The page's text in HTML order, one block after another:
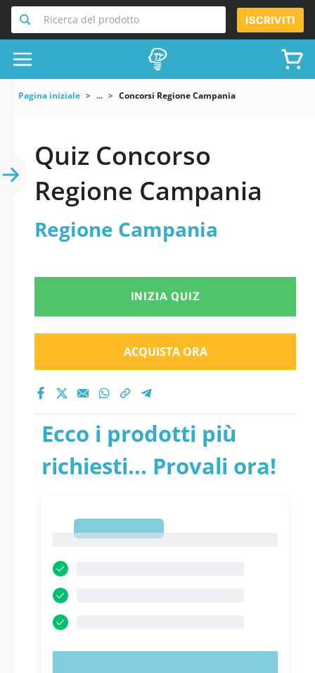
Ricerca del prodotto ISCRIVITI
Pagina iniziale ... Concorsi Regione Campania
Quiz Concorso
Regione Campania
Regione Campania
INIZIA QUIZ
ACQUISTA ORA
Ecco i prodotti più
richiesti... Provali ora!